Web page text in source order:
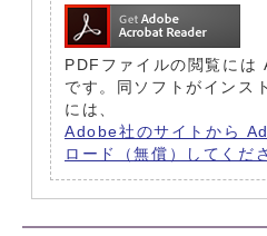
PDFファイルの閲覧に
です。同ソフトがインス
には、
Adobe社のサイトから
ロード（無償）してくだ